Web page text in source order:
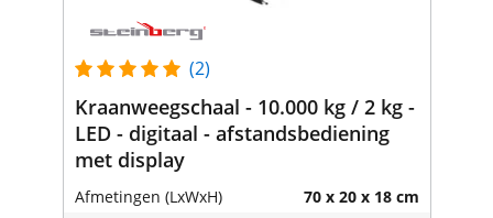
(2)
Kraanweegschaal - 10.000 kg / 2 kg -
LED - digitaal - afstandsbediening
met display
Afmetingen (LxWxH) 70 x 20 x 18 cm